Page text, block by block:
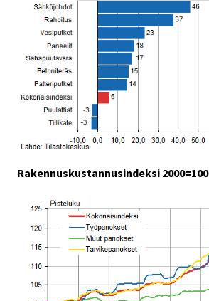
Rakennuskustannusindeksi 2000=100